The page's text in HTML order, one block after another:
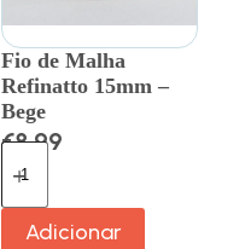
Fio de Malha
Refinatto 15mm –
Bege
€8.99
Adicionar